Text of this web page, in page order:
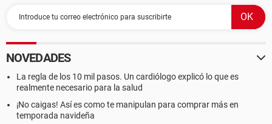
NOVEDADES
La regla de los 10 mil pasos. Un cardiólogo explicó lo que es
realmente necesario para la salud
¡No caigas! Así es como te manipulan para comprar más en
temporada navideña